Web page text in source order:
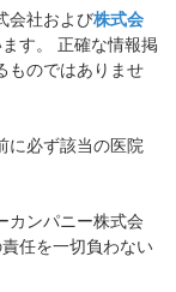
会社および株式会
す。 正確な情報掲
ものではありませ
に必ず該当の医院
カンパニー株式会
任を一切負わない